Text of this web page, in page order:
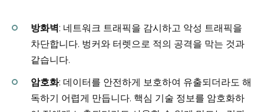
방화벽: 네트워크 트래픽을 감시하고 악성 트래픽을
차단합니다. 벙커와 터렛으로 적의 공격을 막는 것과
같습니다.
암호화: 데이터를 안전하게 보호하여 유출되더라도 해
독하기 어렵게 만듭니다. 핵심 기술 정보를 암호화하